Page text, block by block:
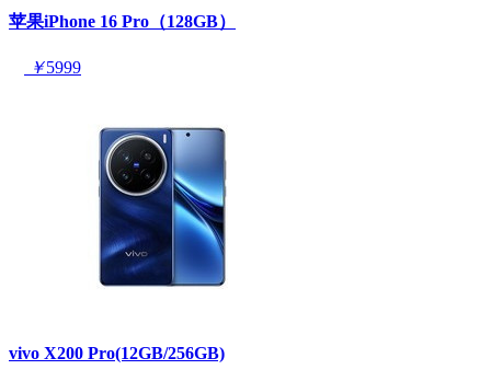
苹果iPhone 16 Pro（128GB）
￥5999
vivo X200 Pro(12GB/256GB)